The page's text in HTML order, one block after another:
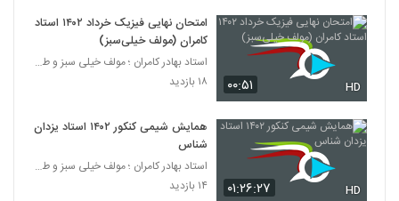
۰۰:۵۱ HD
امتحان نهایی فیزیک خرداد ۱۴۰۲ استاد
کامران (مولف خیلی‌سبز)
استاد بهادر کامران ؛ مولف خیلی سبز و طراح قلم چی
۱۸ بازدید
۰۱:۲۶:۲۷ HD
همایش شیمی کنکور ۱۴۰۲ استاد یزدان
شناس
استاد بهادر کامران ؛ مولف خیلی سبز و طراح قلم چی
۱۴ بازدید